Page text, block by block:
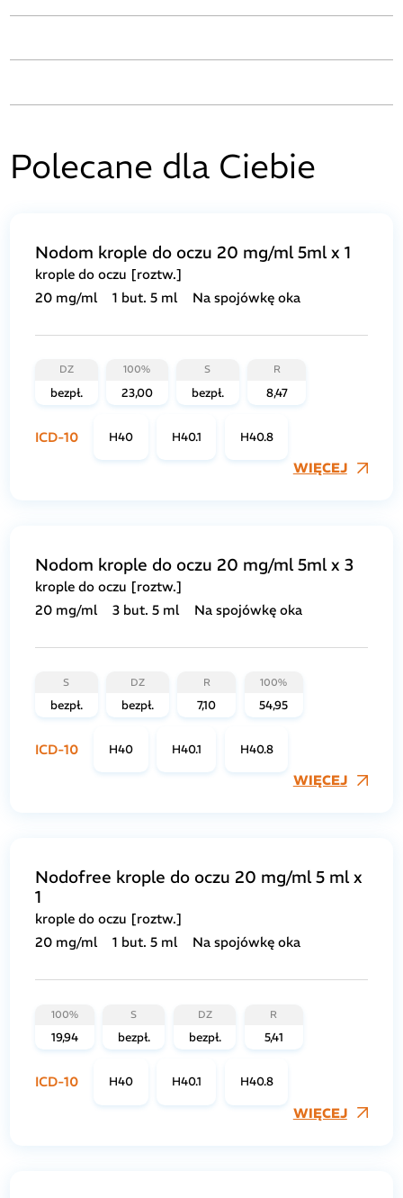
Polecane dla Ciebie
Nodom krople do oczu 20 mg/ml 5ml x 1
krople do oczu [roztw.]
20 mg/ml
1 but. 5 ml Na spojówkę oka
DZ
bezpł.
100%
23,00
S
bezpł.
R
8,47
ICD-10 H40 H40.1 H40.8
WIĘCEJ
Nodom krople do oczu 20 mg/ml 5ml x 3
krople do oczu [roztw.]
20 mg/ml
3 but. 5 ml Na spojówkę oka
S
bezpł.
DZ
bezpł.
R
7,10
100%
54,95
ICD-10 H40 H40.1 H40.8
WIĘCEJ
Nodofree krople do oczu 20 mg/ml 5 ml x
1
krople do oczu [roztw.]
20 mg/ml
1 but. 5 ml Na spojówkę oka
100%
19,94
S
bezpł.
DZ
bezpł.
R
5,41
ICD-10 H40 H40.1 H40.8
WIĘCEJ